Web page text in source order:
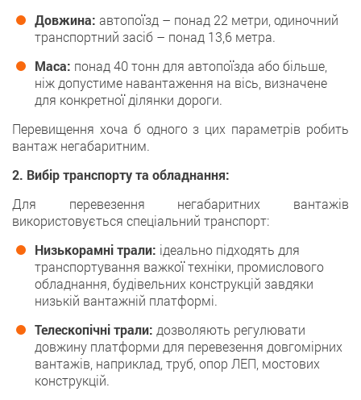
Довжина: автопоїзд – понад 22 метри, одиночний
транспортний засіб – понад 13,6 метра.
Маса: понад 40 тонн для автопоїзда або більше,
ніж допустиме навантаження на вісь, визначене
для конкретної ділянки дороги.
Перевищення хоча б одного з цих параметрів робить
вантаж негабаритним.
2. Вибір транспорту та обладнання:
Для перевезення негабаритних вантажів
використовується спеціальний транспорт:
Низькорамні трали: ідеально підходять для
транспортування важкої техніки, промислового
обладнання, будівельних конструкцій завдяки
низькій вантажній платформі.
Телескопічні трали: дозволяють регулювати
довжину платформи для перевезення довгомірних
вантажів, наприклад, труб, опор ЛЕП, мостових
конструкцій.